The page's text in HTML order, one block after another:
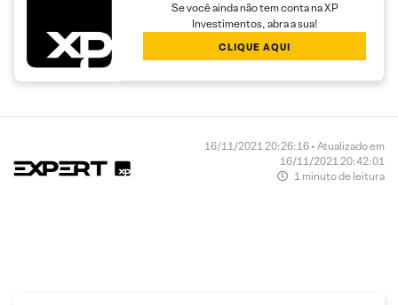
Se você ainda não tem conta na XP
Investimentos, abra a sua!
CLIQUE AQUI
16/11/2021 20:26:16 • Atualizado em
16/11/2021 20:42:01
1 minuto de leitura